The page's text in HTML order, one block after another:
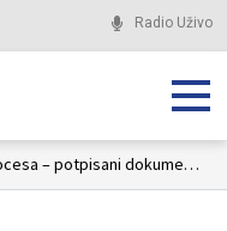
Radio Uživo
Samit Berlinskog procesa – potpisani dokumenti o zajedničkom tržištu i pristupu visokom obrazovanju